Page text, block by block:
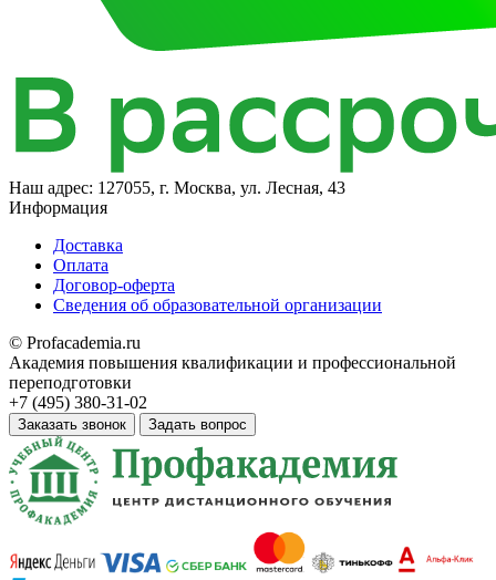
Наш адрес: 127055, г. Москва, ул. Лесная, 43
Информация
Доставка
Оплата
Договор-оферта
Сведения об образовательной организации
© Profacademia.ru
Академия повышения квалификации и профессиональной
переподготовки
+7 (495) 380-31-02
Заказать звонок Задать вопрос